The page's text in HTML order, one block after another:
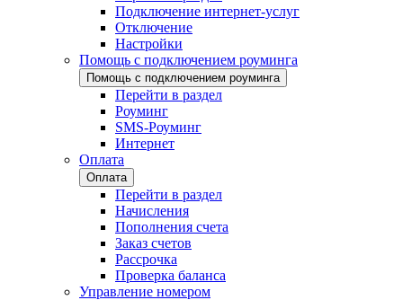
Подключение интернет-услуг
Отключение
Настройки
Помощь с подключением роуминга
Помощь с подключением роуминга
Перейти в раздел
Роуминг
SMS-Роуминг
Интернет
Оплата
Оплата
Перейти в раздел
Начисления
Пополнения счета
Заказ счетов
Рассрочка
Проверка баланса
Управление номером